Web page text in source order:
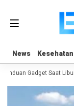
News Kesehatan
News Kesehatan
Gadget Saat